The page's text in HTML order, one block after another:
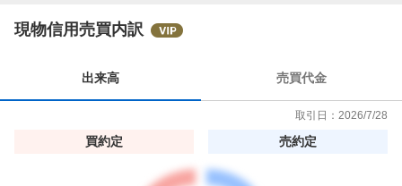
現物信用売買内訳
出来高 売買代金
取引日： 2026/7/28
買約定 売約定